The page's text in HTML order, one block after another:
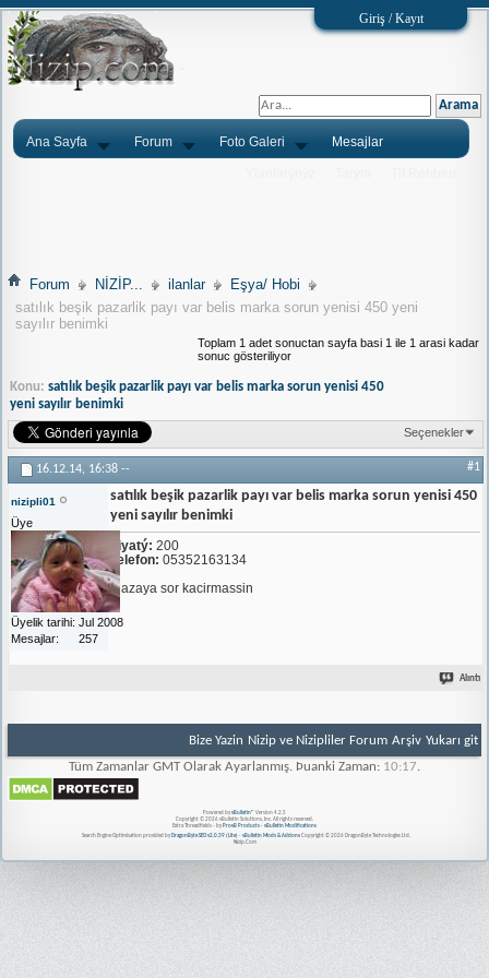
Giriş / Kayıt
Ana Sayfa Forum Foto Galeri Mesajlar
Forum NİZİP... ilanlar
Eşya/ Hobi
satılık beşik pazarlik payı var belis marka sorun yenisi 450 yeni
sayılır benimki
Toplam 1 adet sonuctan sayfa basi 1 ile 1 arasi kadar
sonuc gösteriliyor
Konu: satılık beşik pazarlik payı var belis marka sorun yenisi 450
yeni sayılır benimki
Seçenekler
16.12.14, 16:38 -- #1
nizipli01
Üye
Üyelik tarihi Jul 2008
Mesajlar
257
satılık beşik pazarlik payı var belis marka sorun yenisi 450
yeni sayılır benimki
Fiyatý: 200
Telefon: 05352163134
Mazaya sor kacirmassin
Alıntı
Bize Yazin Nizip ve Nizipliler Forum Arşiv Yukarı git
Tüm Zamanlar GMT Olarak Ayarlanmış. Þuanki Zaman: 10:17.
Powered by vBulletin® Version 4.2.5
Copyright © 2026 vBulletin Solutions, Inc. All rights reserved.
Extra Threadfields - by ProvB Products - vBulletin Modifications
Search Engine Optimisation provided by DragonByte SEO v2.0.39 (Lite)- vBulletin Mods & AddonsCopyright © 2026 DragonByte Technologies Ltd.
Nizip.Com